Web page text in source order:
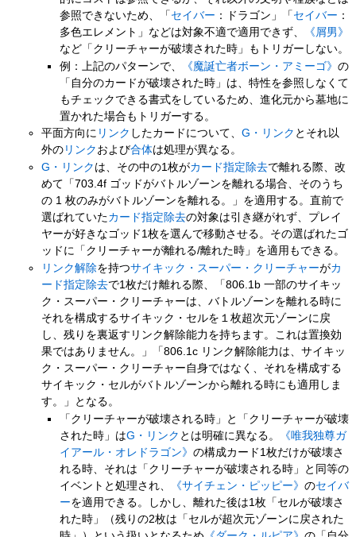
参照できないため、「 セイバー ：ドラゴン」「 セイバー ：
多色エレメント」などは対象不適で適用できず、
《屑男》
など「クリーチャーが破壊された時」もトリガーしない。
例：上記のパターンで、
《魔誕亡者ボーン・アミーゴ》の
「自分のカードが破壊された時」は、特性を参照しなくて
もチェックできる書式をしているため、進化元から墓地に
置かれた場合もトリガーする。
平面方向に リンク したカードについて、G・リンク とそれ以
外の リンク および合体は処理が異なる。
G・リンク は、その中の1枚がカード指定除去で離れる際、改
めて「703.4f ゴッドがバトルゾーンを離れる場合、そのうち
の 1 枚のみがバトルゾーンを離れる。」を適用する。直前で
選ばれていたカード指定除去の対象は引き継がれず、プレイ
ヤーが好きなゴッド1枚を選んで移動させる。その選ばれたゴ
ッドに「クリーチャーが離れる/離れた時」を適用もできる。
リンク解除を持つサイキック・スーパー・クリーチャーがカ
ード指定除去で1枚だけ離れる際、「806.1b 一部のサイキッ
ク・スーパー・クリーチャーは、バトルゾーンを離れる時に
それを構成するサイキック・セルを１枚超次元ゾーンに戻
し、残りを裏返すリンク解除能力を持ちます。これは置換効
果ではありません。」「806.1c リンク解除能力は、サイキッ
ク・スーパー・クリーチャー自身ではなく、それを構成する
サイキック・セルがバトルゾーンから離れる時にも適用しま
す。」となる。
「クリーチャーが破壊される時」と「クリーチャーが破壊
された時」はG・リンク とは明確に異なる。
《唯我独尊ガ
イアール・オレドラゴン》の構成カード1枚だけが破壊さ
れる時、それは「クリーチャーが破壊される時」と同等の
イベントと処理され、
《サイチェン・ピッピー》のセイバ
ーを適用できる。しかし、離れた後は1枚「セルが破壊さ
れた時」（残りの2枚は「セルが超次元ゾーンに戻された